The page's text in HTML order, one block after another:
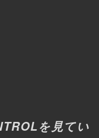
を見てい